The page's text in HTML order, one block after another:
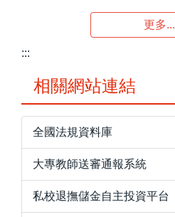
更多...
:::
相關網站連結
全國法規資料庫
大專教師送審通報系統
私校退撫儲金自主投資平台